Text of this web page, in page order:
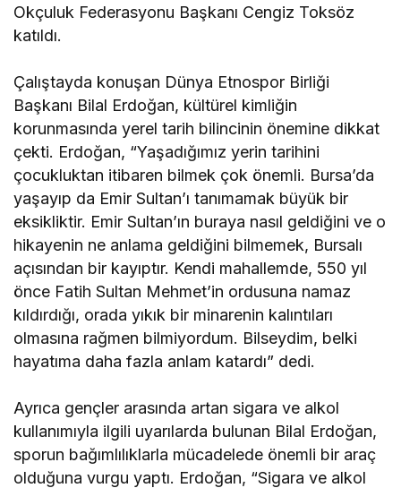
Okçuluk Federasyonu Başkanı Cengiz Toksöz
katıldı.
Çalıştayda konuşan Dünya Etnospor Birliği
Başkanı Bilal Erdoğan, kültürel kimliğin
korunmasında yerel tarih bilincinin önemine dikkat
çekti. Erdoğan, “Yaşadığımız yerin tarihini
çocukluktan itibaren bilmek çok önemli. Bursa’da
yaşayıp da Emir Sultan’ı tanımamak büyük bir
eksikliktir. Emir Sultan’ın buraya nasıl geldiğini ve o
hikayenin ne anlama geldiğini bilmemek, Bursalı
açısından bir kayıptır. Kendi mahallemde, 550 yıl
önce Fatih Sultan Mehmet’in ordusuna namaz
kıldırdığı, orada yıkık bir minarenin kalıntıları
olmasına rağmen bilmiyordum. Bilseydim, belki
hayatıma daha fazla anlam katardı” dedi.
Ayrıca gençler arasında artan sigara ve alkol
kullanımıyla ilgili uyarılarda bulunan Bilal Erdoğan,
sporun bağımlılıklarla mücadelede önemli bir araç
olduğuna vurgu yaptı. Erdoğan, “Sigara ve alkol